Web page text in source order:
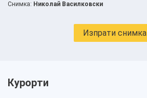
Снимка: Николай Василковски
Изпрати снимка
Курорти